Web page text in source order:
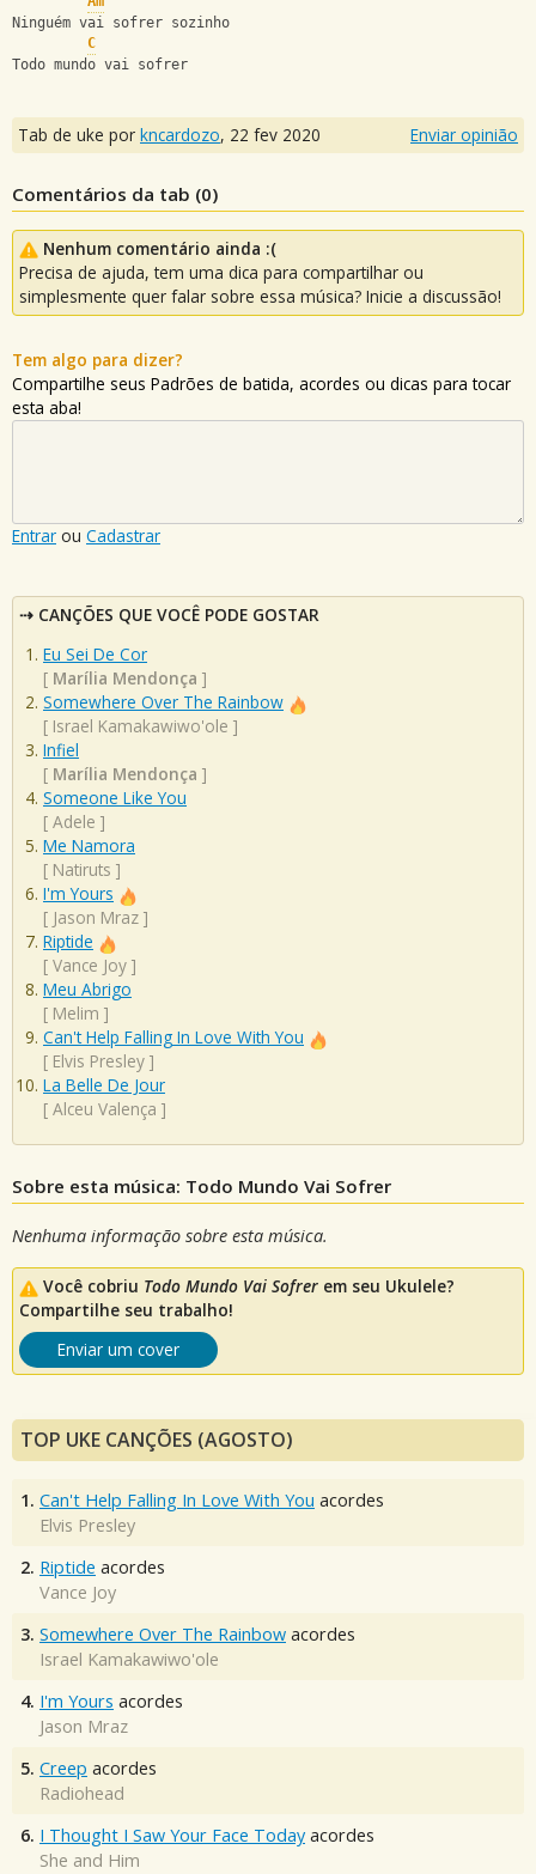
Ninguém vai sofrer sozinho
C
Todo mundo vai sofrer
Tab de uke por kncardozo, 22 fev 2020 Enviar opinião
Comentários da tab (0)
Nenhum comentário ainda :(
Precisa de ajuda, tem uma dica para compartilhar ou
simplesmente quer falar sobre essa música? Inicie a discussão!
Tem algo para dizer?
Compartilhe seus Padrões de batida, acordes ou dicas para tocar
esta aba!
Entrar ou Cadastrar
CANÇÕES QUE VOCÊ PODE GOSTAR
Eu Sei De Cor
[ Marília Mendonça ]
Somewhere Over The Rainbow
[ Israel Kamakawiwo'ole ]
Infiel
[ Marília Mendonça ]
Someone Like You
[ Adele ]
Me Namora
[ Natiruts ]
I'm Yours
[ Jason Mraz ]
Riptide
[ Vance Joy ]
Meu Abrigo
[ Melim ]
Can't Help Falling In Love With You
[ Elvis Presley ]
La Belle De Jour
[ Alceu Valença ]
Sobre esta música: Todo Mundo Vai Sofrer
Nenhuma informação sobre esta música.
Você cobriu Todo Mundo Vai Sofrer em seu Ukulele?
Compartilhe seu trabalho!
Enviar um cover
TOP UKE CANÇÕES (AGOSTO)
1. Can't Help Falling In Love With You acordes
Elvis Presley
2. Riptide acordes
Vance Joy
3. Somewhere Over The Rainbow acordes
Israel Kamakawiwo'ole
4. I'm Yours acordes
Jason Mraz
5. Creep acordes
Radiohead
6. I Thought I Saw Your Face Today acordes
She and Him